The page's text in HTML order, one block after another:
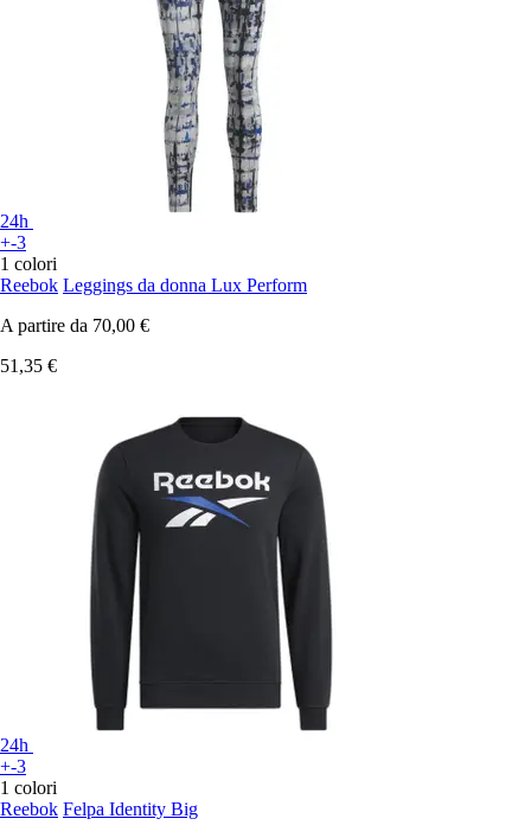
24h
+-3
1 colori
Reebok Leggings da donna Lux Perform
A partire da 70,00 €
51,35 €
24h
+-3
1 colori
Reebok Felpa Identity Big